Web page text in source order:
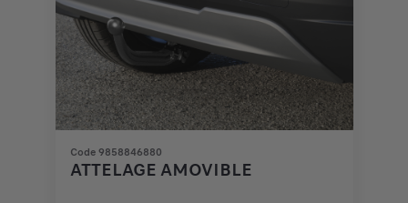
Code 9858846880
ATTELAGE AMOVIBLE